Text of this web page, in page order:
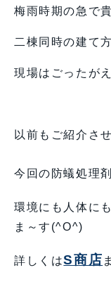
梅雨時期の急で
二棟同時の建て
現場はごったが
以前もご紹介さ
今回の防蟻処理
環境にも人体に
ま～す(^O^)
詳しくはS商店